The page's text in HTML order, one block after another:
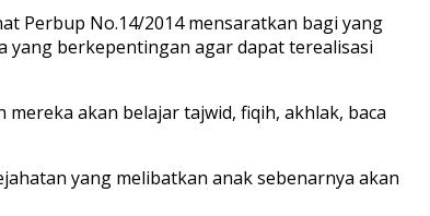
Perbup No.14/2014 mensaratkan bagi yang
yang berkepentingan agar dapat terealisasi
mereka akan belajar tajwid, fiqih, akhlak, baca
yang melibatkan anak sebenarnya akan